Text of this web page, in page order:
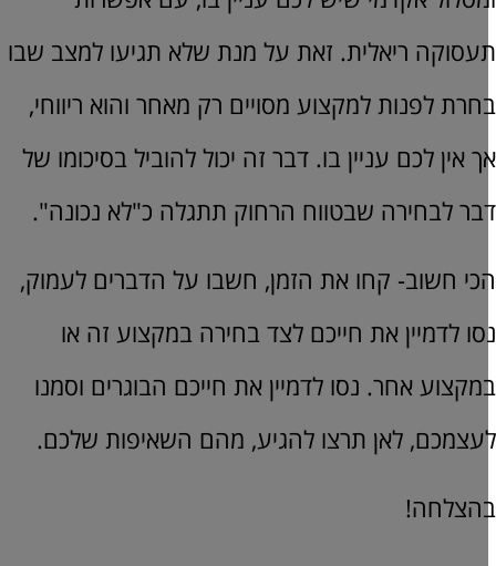
ריאלית. זאת על מנת שלא תגיעו למצב שבו
לפנות למקצוע מסויים רק מאחר והוא ריווחי,
אין לכם עניין בו. דבר זה יכול להוביל בסיכומו של
לבחירה שבטווח הרחוק תתגלה כ"לא נכונה".
חשוב- קחו את הזמן, חשבו על הדברים לעמוק,
לדמיין את חייכם לצד בחירה במקצוע זה או
אחר. נסו לדמיין את חייכם הבוגרים וסמנו
לאן תרצו להגיע, מהם השאיפות שלכם.